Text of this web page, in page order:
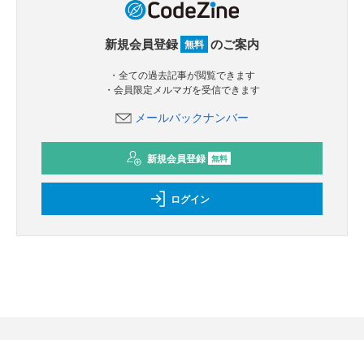
新規会員登録 無料 のご案内
・全ての過去記事が閲覧できます
・会員限定メルマガを受信できます
メールバックナンバー
新規会員登録 無料
ログイン